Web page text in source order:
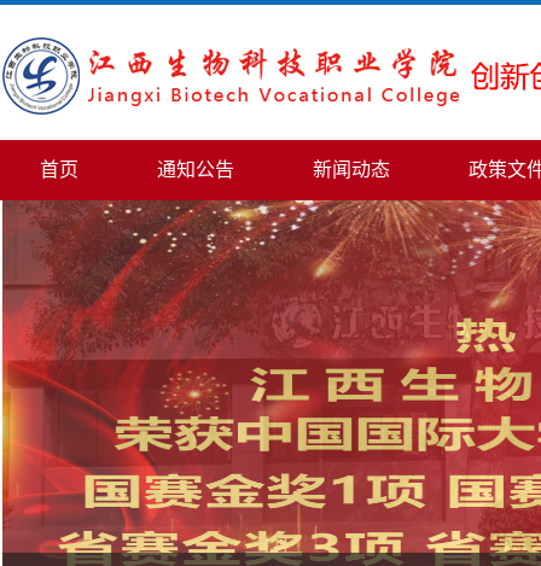
首页 通知公告 新闻动态 政策文